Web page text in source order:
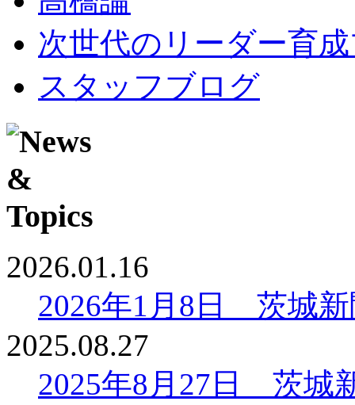
次世代のリーダー育
スタッフブログ
2026.01.16
2026年1月8日 茨城
2025.08.27
2025年8月27日 茨城